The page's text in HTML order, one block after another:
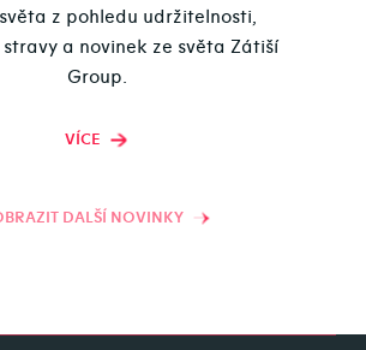
z pohledu udržitelnosti,
a novinek ze světa Zátiší
Group.
VÍCE
DALŠÍ NOVINKY